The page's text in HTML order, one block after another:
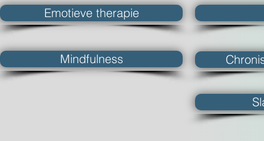
Emotieve therapie
Mindfulness